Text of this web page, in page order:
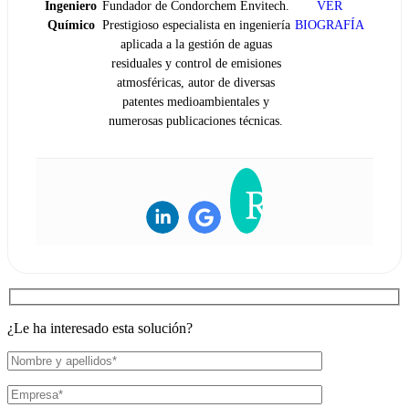
Ingeniero
Químico
Fundador de Condorchem Envitech.
Prestigioso especialista en ingeniería
aplicada a la gestión de aguas
residuales y control de emisiones
atmosféricas, autor de diversas
patentes medioambientales y
numerosas publicaciones técnicas.
VER
BIOGRAFÍA
¿Le ha interesado esta solución?